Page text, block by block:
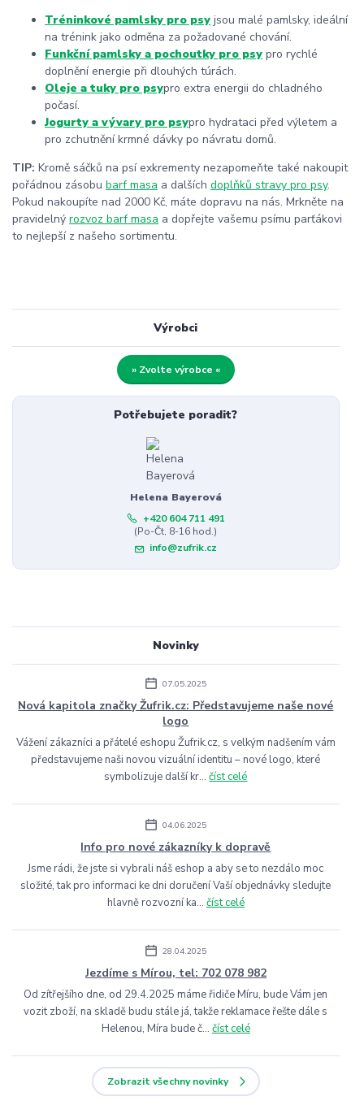
Tréninkové pamlsky pro psy jsou malé pamlsky, ideální
na trénink jako odměna za požadované chování.
Funkční pamlsky a pochoutky pro psy pro rychlé
doplnění energie při dlouhých túrách.
Oleje a tuky pro psypro extra energii do chladného
počasí.
Jogurty a vývary pro psypro hydrataci před výletem a
pro zchutnění krmné dávky po návratu domů.
TIP: Kromě sáčků na psí exkrementy nezapomeňte také nakoupit
pořádnou zásobu barf masa a dalších doplňků stravy pro psy.
Pokud nakoupíte nad 2000 Kč, máte dopravu na nás. Mrkněte na
pravidelný rozvoz barf masa a dopřejte vašemu psímu parťákovi
to nejlepší z našeho sortimentu.
Potřebujete poradit?
Helena Bayerová
+420 604 711 491
(Po-Čt, 8-16 hod.)
info@zufrik.cz
Novinky
07.05.2025
Nová kapitola značky Žufrik.cz: Představujeme naše nové
logo
Vážení zákazníci a přátelé eshopu Žufrik.cz, s velkým nadšením vám
představujeme naši novou vizuální identitu – nové logo, které
symbolizuje další kr...číst celé
04.06.2025
Info pro nové zákazníky k dopravě
Jsme rádi, že jste si vybrali náš eshop a aby se to nezdálo moc
složité, tak pro informaci ke dni doručení Vaší objednávky sledujte
hlavně rozvozní ka... číst celé
28.04.2025
Jezdíme s Mírou, tel: 702 078 982
Od zítřejšího dne, od 29.4.2025 máme řidiče Míru, bude Vám jen
vozit zboží, na skladě budu stále já, takže reklamace řešte dále s
Helenou, Míra bude č... číst celé
Zobrazit všechny novinky
Výrobci
» Zvolte výrobce «